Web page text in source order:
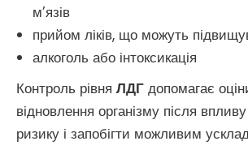
м’язів
прийом ліків, що можуть
алкоголь або інтоксикація
Контроль рівня ЛДГ допомагає
відновлення організму після
ризику і запобігти можливим